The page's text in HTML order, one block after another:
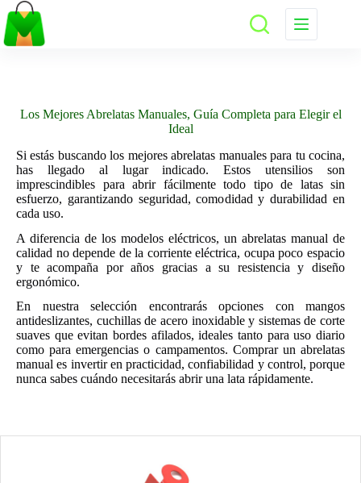
Saltar
al
contenido
Los Mejores Abrelatas Manuales, Guía Completa para Elegir el
Ideal
Si estás buscando los mejores abrelatas manuales para tu cocina,
has llegado al lugar indicado. Estos utensilios son
imprescindibles para abrir fácilmente todo tipo de latas sin
esfuerzo, garantizando seguridad, comodidad y durabilidad en
cada uso.
A diferencia de los modelos eléctricos, un abrelatas manual de
calidad no depende de la corriente eléctrica, ocupa poco espacio
y te acompaña por años gracias a su resistencia y diseño
ergonómico.
En nuestra selección encontrarás opciones con mangos
antideslizantes, cuchillas de acero inoxidable y sistemas de corte
suaves que evitan bordes afilados, ideales tanto para uso diario
como para emergencias o campamentos. Comprar un abrelatas
manual es invertir en practicidad, confiabilidad y control, porque
nunca sabes cuándo necesitarás abrir una lata rápidamente.